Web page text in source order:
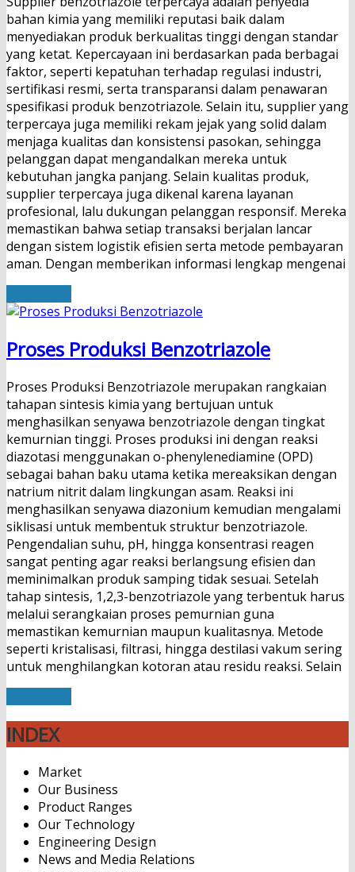
bahan kimia yang memiliki reputasi baik dalam
menyediakan produk berkualitas tinggi dengan standar
yang ketat. Kepercayaan ini berdasarkan pada berbagai
faktor, seperti kepatuhan terhadap regulasi industri,
sertifikasi resmi, serta transparansi dalam penawaran
spesifikasi produk benzotriazole. Selain itu, supplier yang
terpercaya juga memiliki rekam jejak yang solid dalam
menjaga kualitas dan konsistensi pasokan, sehingga
pelanggan dapat mengandalkan mereka untuk
kebutuhan jangka panjang. Selain kualitas produk,
supplier terpercaya juga dikenal karena layanan
profesional, lalu dukungan pelanggan responsif. Mereka
memastikan bahwa setiap transaksi berjalan lancar
dengan sistem logistik efisien serta metode pembayaran
aman. Dengan memberikan informasi lengkap mengenai
Proses Produksi Benzotriazole
Proses Produksi Benzotriazole merupakan rangkaian
tahapan sintesis kimia yang bertujuan untuk
menghasilkan senyawa benzotriazole dengan tingkat
kemurnian tinggi. Proses produksi ini dengan reaksi
diazotasi menggunakan o-phenylenediamine (OPD)
sebagai bahan baku utama ketika mereaksikan dengan
natrium nitrit dalam lingkungan asam. Reaksi ini
menghasilkan senyawa diazonium kemudian mengalami
siklisasi untuk membentuk struktur benzotriazole.
Pengendalian suhu, pH, hingga konsentrasi reagen
sangat penting agar reaksi berlangsung efisien dan
meminimalkan produk samping tidak sesuai. Setelah
tahap sintesis, 1,2,3-benzotriazole yang terbentuk harus
melalui serangkaian proses pemurnian guna
memastikan kemurnian maupun kualitasnya. Metode
seperti kristalisasi, filtrasi, hingga destilasi vakum sering
untuk menghilangkan kotoran atau residu reaksi. Selain
INDEX
Market
Our Business
Product Ranges
Our Technology
Engineering Design
News and Media Relations